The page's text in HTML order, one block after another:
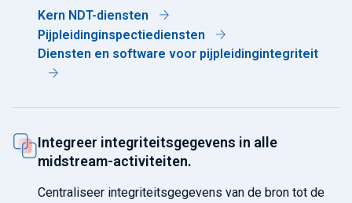
Kern NDT-diensten
Pijpleidinginspectiediensten
Diensten en software voor pijpleidingintegriteit
Integreer integriteitsgegevens in alle
midstream-activiteiten.
Centraliseer integriteitsgegevens van de bron tot de